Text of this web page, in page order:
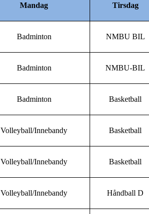
Mandag Tirsdag
Badminton NMBU BIL
Badminton NMBU-BIL
Badminton Basketball
Volleyball/Innebandy Basketball
Volleyball/Innebandy Basketball
Volleyball/Innebandy Håndball D